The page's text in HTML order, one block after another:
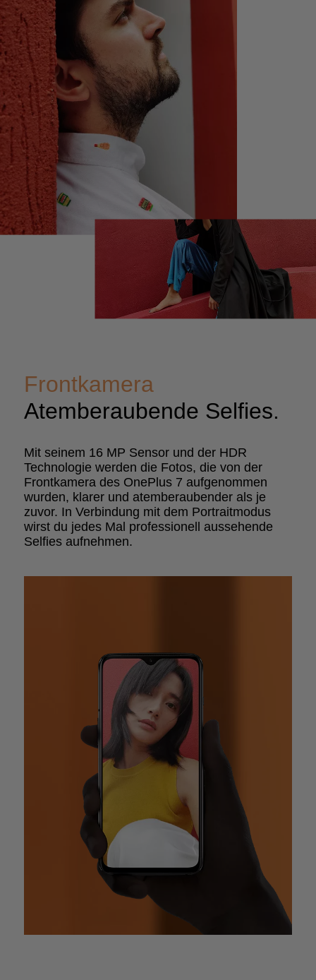
Frontkamera
Atemberaubende Selfies.
Mit seinem 16 MP Sensor und der HDR
Technologie werden die Fotos, die von der
Frontkamera des OnePlus 7 aufgenommen
wurden, klarer und atemberaubender als je
zuvor. In Verbindung mit dem Portraitmodus
wirst du jedes Mal professionell aussehende
Selfies aufnehmen.